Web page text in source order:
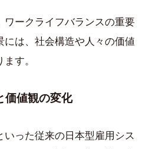
ワークライフバランスの重要
には、社会構造や人々の価値
す。
価値観の変化
いった従来の日本型雇用シス